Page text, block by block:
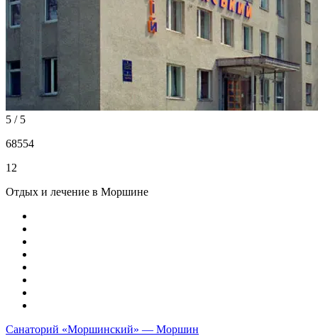
5 / 5
68554
12
Отдых и лечение в Моршине
Санаторий «Моршинский» — Моршин